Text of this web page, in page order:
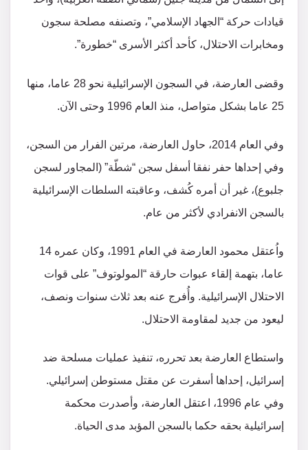
قيادات حركة “الجهاد الإسلامي”، وتصنفه مصلحة سجون
ومخابرات الاحتلال، كأحد أكثر الأسرى “خطورة”.
وقضى العارضة، في السجون الإسرائيلية نحو 28 عاما، منها
25 عاما بشكل متواصل، منذ العام 1996 وحتى الآن.
وفي العام 2014، حاول العارضة، مرتين الفرار من السجن،
وفي إحداها حفر نفقا أسفل سجن “شطّة” (المجاور لسجن
جلبوع)، غير أن أمره كُشف، وعاقبته السلطات الإسرائيلية
بالسجن الانفرادي لأكثر من عام.
واُعتقل محمود العارضة في العام 1991، وكان عمره 14
عاما، بتهمة إلقاء عبوات حارقة “المولوتوف” على قوات
الاحتلال الإسرائيلية. وأُفرج عنه بعد ثلاث سنوات ونصف،
ليعود من جديد لمقاومة الاحتلال.
واستطاع العارضة بعد تحرره، تنفيذ عمليات مسلحة ضد
إسرائيل، إحداها أسفرت عن مقتل مستوطن إسرائيلي.
وفي عام 1996، اعتقل العارضة، وأصدرت محكمة
إسرائيلية بحقه حكما بالسجن المؤبد مدى الحياة.